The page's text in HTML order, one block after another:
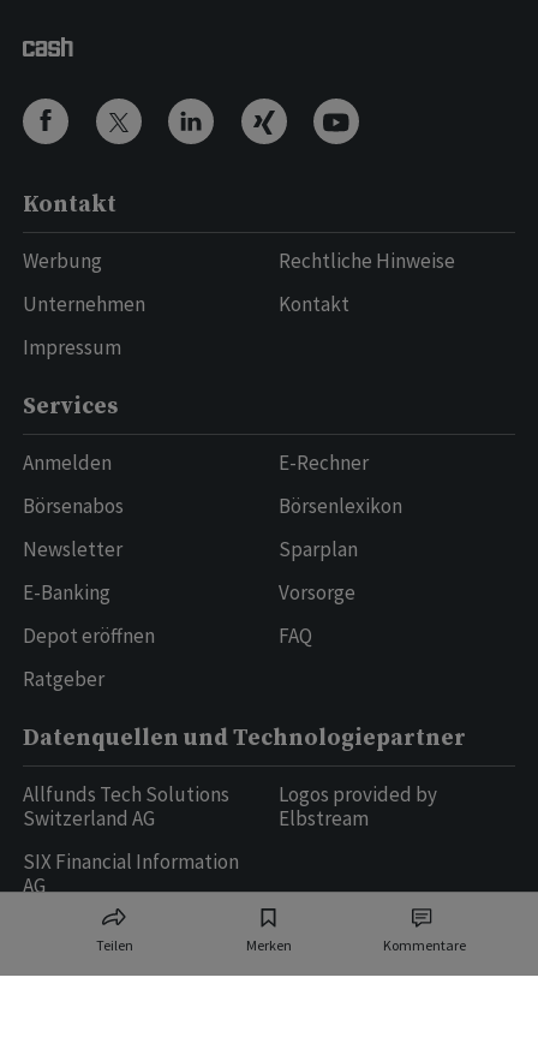
Teilen Merken Kommentare
Kontakt
Werbung
Unternehmen
Impressum
Rechtliche Hinweise
Kontakt
Services
Anmelden
Börsenabos
Newsletter
E-Banking
Depot eröffnen
Ratgeber
E-Rechner
Börsenlexikon
Sparplan
Vorsorge
FAQ
Datenquellen und Technologiepartner
Allfunds Tech Solutions
Switzerland AG
SIX Financial Information
AG
Logos provided by
Elbstream
Ringier AG | Ringier Medien Schweiz